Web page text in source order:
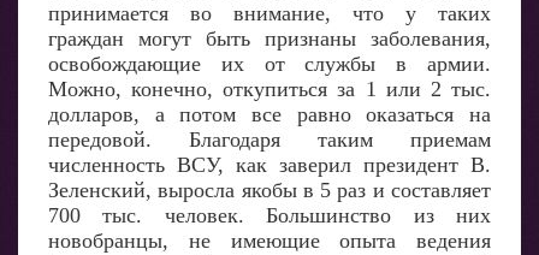
принимается во внимание, что у таких
граждан могут быть признаны заболевания,
освобождающие их от службы в армии.
Можно, конечно, откупиться за 1 или 2 тыс.
долларов, а потом все равно оказаться на
передовой. Благодаря таким приемам
численность ВСУ, как заверил президент В.
Зеленский, выросла якобы в 5 раз и составляет
700 тыс. человек. Большинство из них
новобранцы, не имеющие опыта ведения